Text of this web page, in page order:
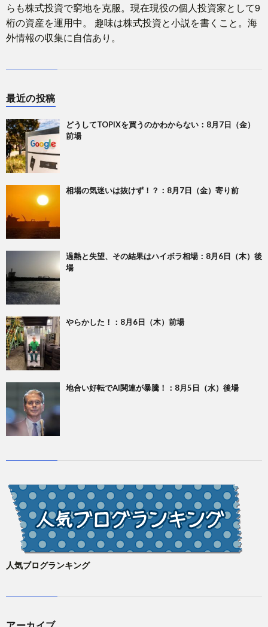
らも株式投資で窮地を克服。現在現役の個人投資家として9
桁の資産を運用中。 趣味は株式投資と小説を書くこと。海
外情報の収集に自信あり。
最近の投稿
どうしてTOPIXを買うのかわからない：8月7日（金）
前場
相場の気迷いは抜けず！？：8月7日（金）寄り前
過熱と失望、その結果はハイボラ相場：8月6日（木）後
場
やらかした！：8月6日（木）前場
地合い好転でAI関連が暴騰！：8月5日（水）後場
人気ブログランキング